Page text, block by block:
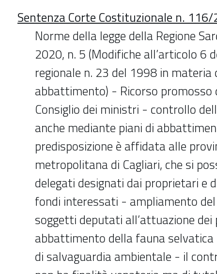
Sentenza Corte Costituzionale n.
Norme della legge della Regione
2020, n. 5 (Modifiche all’articolo 6
regionale n. 23 del 1998 in materia
abbattimento) - Ricorso promosso
Consiglio dei ministri - controllo
anche mediante piani di
predisposizione è affidata alle
metropolitana di Cagliari, che si
delegati designati dai proprietari e
fondi interessati - ampliamento
soggetti deputati all’attuazione dei
abbattimento della fauna
di salvaguardia ambientale - il